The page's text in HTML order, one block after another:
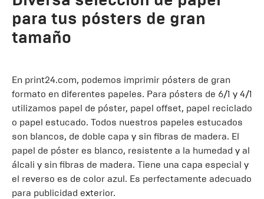
para tus pósters de gran
tamaño
En print24.com, podemos imprimir pósters de gran
formato en diferentes papeles. Para pósters de 6/1 y 4/1
utilizamos papel de póster, papel offset, papel reciclado
o papel estucado. Todos nuestros papeles estucados
son blancos, de doble capa y sin fibras de madera. El
papel de póster es blanco, resistente a la humedad y al
álcali y sin fibras de madera. Tiene una capa especial y
el reverso es de color azul. Es perfectamente adecuado
para publicidad exterior.